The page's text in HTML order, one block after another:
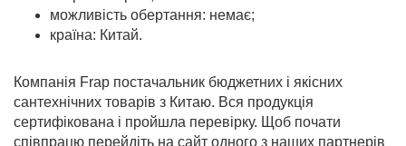
можливість обертання: немає;
країна: Китай.
Компанія Frap постачальник бюджетних і якісних
сантехнічних товарів з Китаю. Вся продукція
сертифікована і пройшла перевірку. Щоб почати
співпрацю перейдіть на сайт одного з наших партнерів